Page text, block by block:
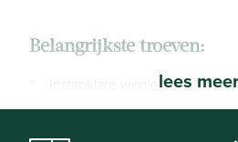
Belangrijkste troeven:
Instapklare woning in
onderhoud
Ruime privatieve garage
lees meer